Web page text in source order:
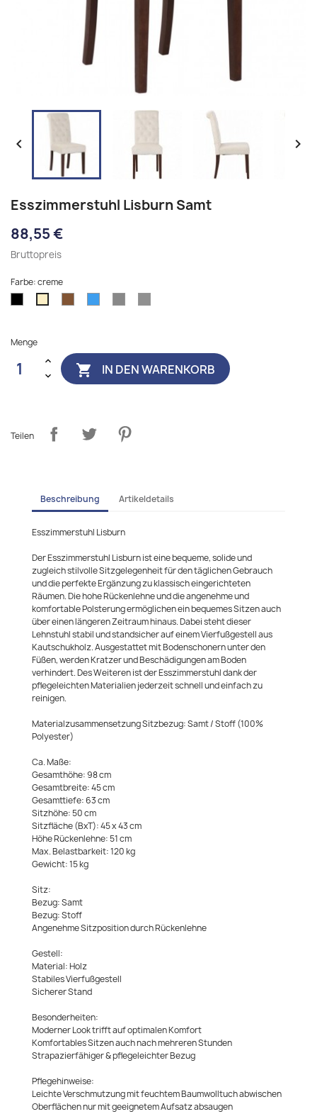
 
Esszimmerstuhl Lisburn Samt
88,55 €
Bruttopreis
Farbe: creme
creme
Menge
 IN DEN WARENKORB
Teilen
Beschreibung Artikeldetails
Esszimmerstuhl Lisburn
Der Esszimmerstuhl Lisburn ist eine bequeme, solide und
zugleich stilvolle Sitzgelegenheit für den täglichen Gebrauch
und die perfekte Ergänzung zu klassisch eingerichteten
Räumen. Die hohe Rückenlehne und die angenehme und
komfortable Polsterung ermöglichen ein bequemes Sitzen auch
über einen längeren Zeitraum hinaus. Dabei steht dieser
Lehnstuhl stabil und standsicher auf einem Vierfußgestell aus
Kautschukholz. Ausgestattet mit Bodenschonern unter den
Füßen, werden Kratzer und Beschädigungen am Boden
verhindert. Des Weiteren ist der Esszimmerstuhl dank der
pflegeleichten Materialien jederzeit schnell und einfach zu
reinigen.
Materialzusammensetzung Sitzbezug: Samt / Stoff (100%
Polyester)
Ca. Maße:
Gesamthöhe: 98 cm
Gesamtbreite: 45 cm
Gesamttiefe: 63 cm
Sitzhöhe: 50 cm
Sitzfläche (BxT): 45 x 43 cm
Höhe Rückenlehne: 51 cm
Max. Belastbarkeit: 120 kg
Gewicht: 15 kg
Sitz:
Bezug: Samt
Bezug: Stoff
Angenehme Sitzposition durch Rückenlehne
Gestell:
Material: Holz
Stabiles Vierfußgestell
Sicherer Stand
Besonderheiten:
Moderner Look trifft auf optimalen Komfort
Komfortables Sitzen auch nach mehreren Stunden
Strapazierfähiger & pflegeleichter Bezug
Pflegehinweise:
Leichte Verschmutzung mit feuchtem Baumwolltuch abwischen
Oberflächen nur mit geeignetem Aufsatz absaugen